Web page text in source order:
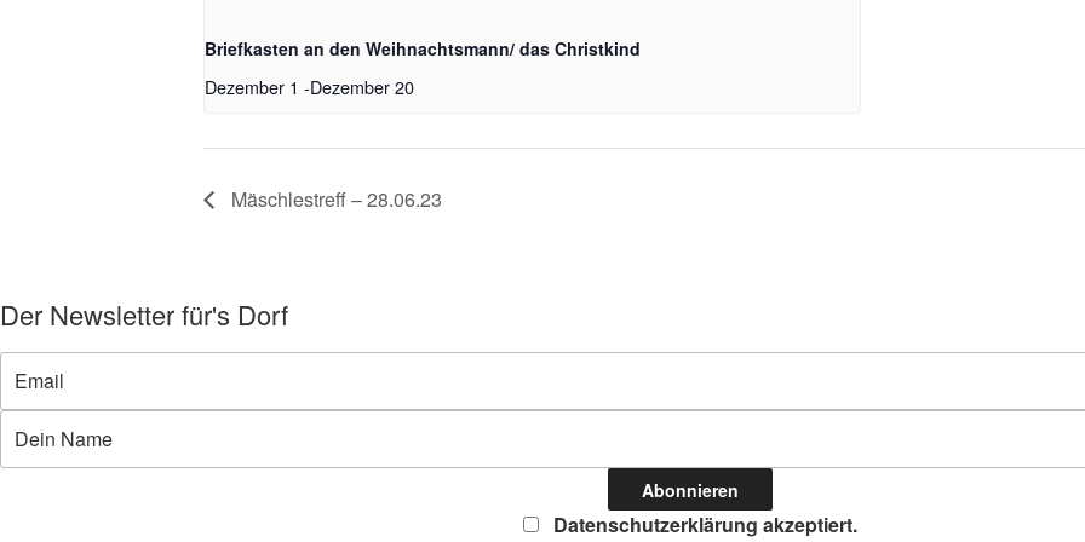
Briefkasten an den Weihnachtsmann/ das Christkind
Dezember 1 -Dezember 20
Mäschlestreff – 28.06.23
Der Newsletter für's Dorf
Datenschutzerklärung akzeptiert.